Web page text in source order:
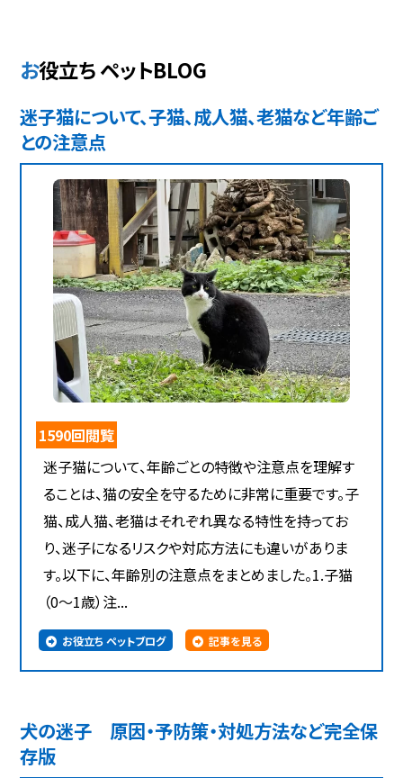
お役立ち ペットBLOG
迷子猫について、子猫、成人猫、老猫など年齢ご
との注意点
1590回閲覧
迷子猫について、年齢ごとの特徴や注意点を理解す
ることは、猫の安全を守るために非常に重要です。子
猫、成人猫、老猫はそれぞれ異なる特性を持ってお
り、迷子になるリスクや対応方法にも違いがありま
す。以下に、年齢別の注意点をまとめました。1.子猫
（0～1歳）注...
お役立ち ペットブログ 記事を見る
犬の迷子 原因・予防策・対処方法など完全保
存版